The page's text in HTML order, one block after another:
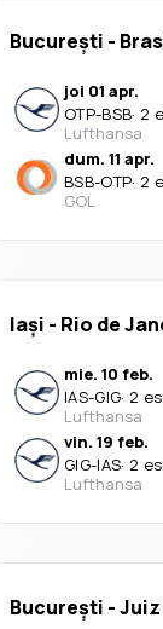
București -
joi 01 apr.
OTP-BSB· 2
Lufthansa
dum. 11 apr.
BSB-OTP· 2
GOL
Iași - Rio de
mie. 10 feb.
IAS-GIG· 2
Lufthansa
vin. 19 feb.
GIG-IAS· 2
Lufthansa
București -Juiz